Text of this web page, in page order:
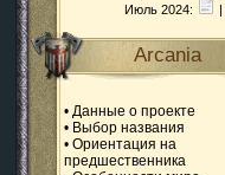
Июль 2024:
|
Arcania
• Данные о проекте
• Выбор названия
• Ориентация на
предшественника